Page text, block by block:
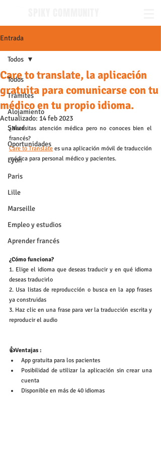
Entrada
Todos
Trámites
Alojamiento
Salud
Oportunidades
Lyon
Paris
Lille
Marseille
Empleo y estudios
Aprender francés
Todos
Care to translate, la aplicación
gratuita para comunicarse con tu
médico en tu propio idioma.
Actualizado: 14 feb 2023
¿Necesitas atención médica pero no conoces bien el
francés?
Care to Translate es una aplicación móvil de traducción
médica para personal médico y pacientes.
¿Cómo funciona?
1. Elige el idioma que deseas traducir y en qué idioma
deseas traducirlo
2. Usa listas de reproducción o busca en la app frases
ya construidas
3. Haz clic en una frase para ver la traducción escrita y
reproducir el audio
👍Ventajas :
App gratuita para los pacientes
Posibilidad de utilizar la aplicación sin crear una
cuenta
Disponible en más de 40 idiomas